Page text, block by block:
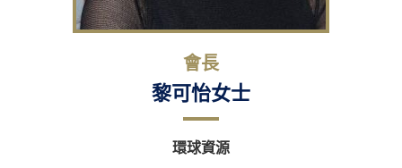
會長
黎可怡女士
環球資源